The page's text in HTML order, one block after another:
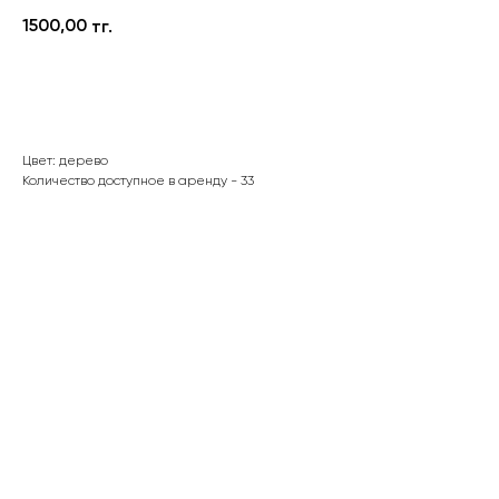
1500,00 тг.
Цвет: дерево
Количество доступное в аренду - 33